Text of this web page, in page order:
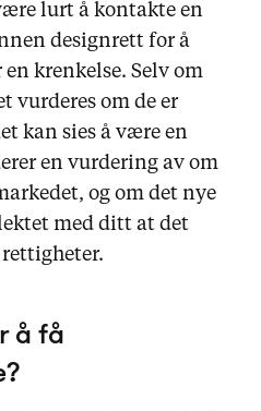
lurt å kontakte en
designrett for å
krenkelse. Selv om
vurderes om de er
kan sies å være en
en vurdering av om
og om det nye
med ditt at det
å få